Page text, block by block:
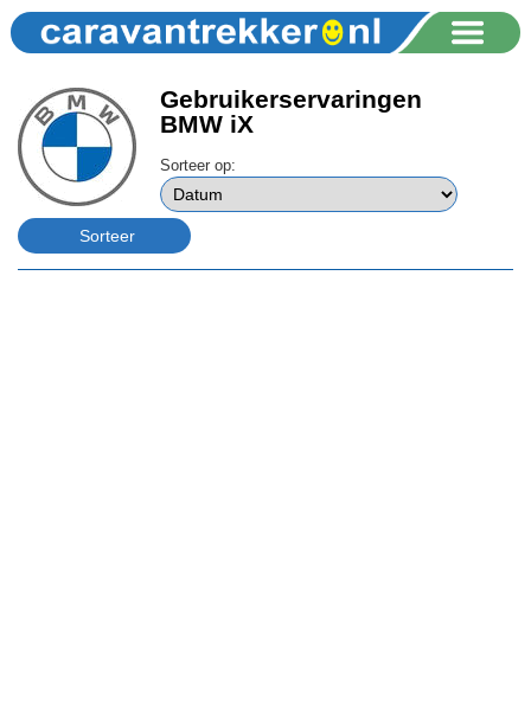
Gebruikerservaringen
BMW iX
Sorteer op: